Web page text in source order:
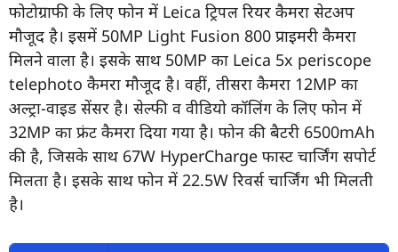
फोटोग्राफी के लिए फोन में Leica ट्रिपल रियर कैमरा सेटअप
मौजूद है। इसमें 50MP Light Fusion 800 प्राइमरी कैमरा
मिलने वाला है। इसके साथ 50MP का Leica 5x periscope
telephoto कैमरा मौजूद है। वहीं, तीसरा कैमरा 12MP का
अल्ट्रा-वाइड सेंसर है। सेल्फी व वीडियो कॉलिंग के लिए फोन में
32MP का फ्रंट कैमरा दिया गया है। फोन की बैटरी 6500mAh
की है, जिसके साथ 67W HyperCharge फास्ट चार्जिंग सपोर्ट
मिलता है। इसके साथ फोन में 22.5W रिवर्स चार्जिंग भी मिलती
है।